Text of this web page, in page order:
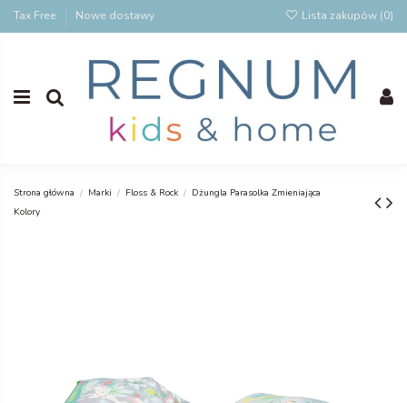
Tax Free Nowe dostawy Lista zakupów (0)
Strona główna Marki Floss & Rock
Dżungla Parasolka Zmieniająca
Kolory